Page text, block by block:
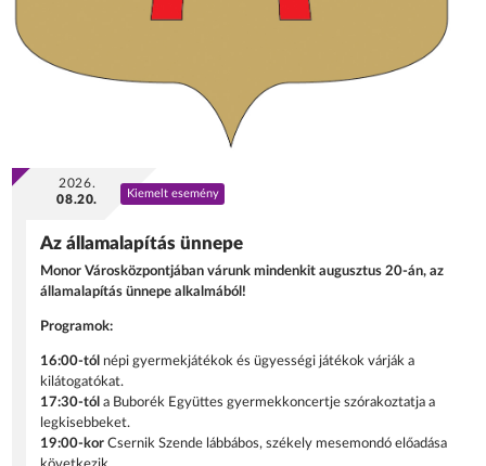
2026.
08.20.
Kiemelt esemény
Az államalapítás ünnepe
Monor Városközpontjában várunk mindenkit augusztus 20-án, az
államalapítás ünnepe alkalmából!
Programok:
16:00-tól népi gyermekjátékok és ügyességi játékok várják a
kilátogatókat.
17:30-tól a Buborék Együttes gyermekkoncertje szórakoztatja a
legkisebbeket.
19:00-korCsernik Szende lábbábos, székely mesemondó előadása